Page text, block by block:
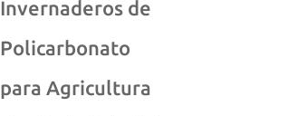
Invernaderos de
Policarbonato
para Agricultura